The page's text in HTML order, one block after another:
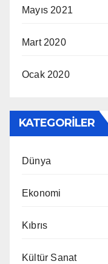
Mayıs 2021
Mart 2020
Ocak 2020
KATEGORILER
Dünya
Ekonomi
Kıbrıs
Kültür Sanat